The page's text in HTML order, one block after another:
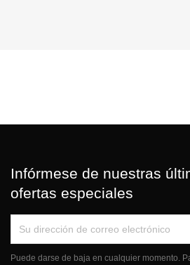
Infórmese de nuestras
ofertas especiales
Puede darse de baja en cualquier momento.